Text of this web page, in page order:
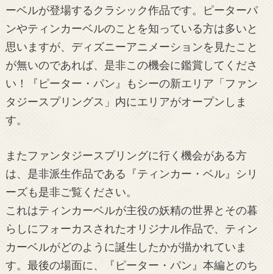
ーベルが登場するクラシック作品です。ピーターパ
ンやティンカーベルのことを知っている方は多いと
思いますが、ディズニーアニメーションを見たこと
が無いのであれば、是非この機会に鑑賞してくださ
い！『ピーター・パン』もシーの新エリア「ファン
タジースプリングス」内にエリアがオープンしま
す。
またファンタジースプリングに行く機会がある方
は、是非派生作品である『ティンカー・ベル』シリ
ーズも是非ご覧ください。
これはティンカーベルが主役の妖精の世界とその暮
らしにフォーカスされたオリジナル作品で、ティン
カーベルがどのように誕生したかが描かれていま
す。最後の場面に、『ピーター・パン』本編とのち